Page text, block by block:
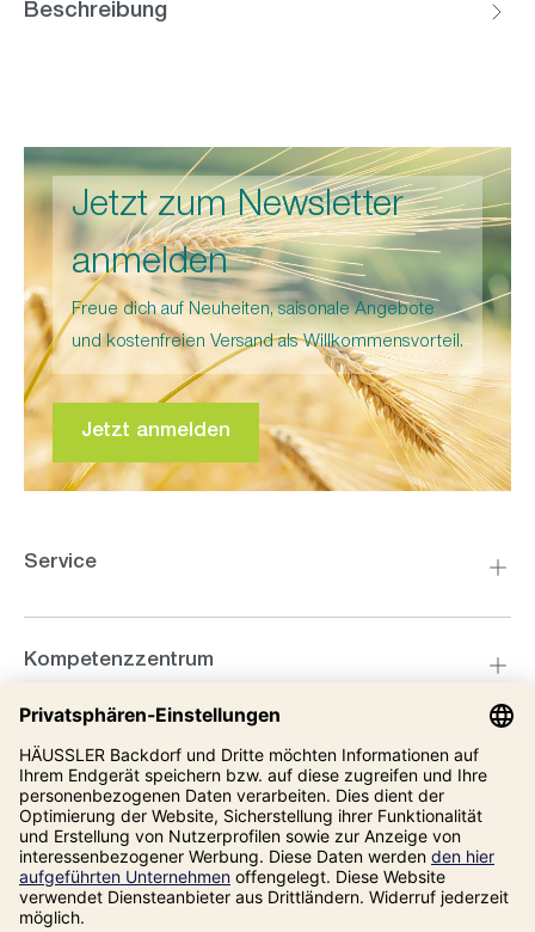
Beschreibung
Jetzt zum Newsletter
anmelden
Freue dich auf Neuheiten, saisonale Angebote
und kostenfreien Versand als Willkommensvorteil.
Jetzt anmelden
Service
Kompetenzzentrum
Informationen
Unsere Adresse